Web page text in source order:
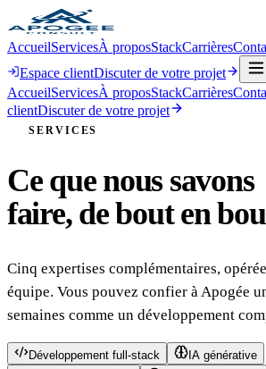
AccueilServicesÀ proposStackCarrières
Espace clientDiscuter de votre projet
AccueilServicesÀ proposStackCarrières
clientDiscuter de votre projet
SERVICES
Ce que nous savons
faire, de bout en
Cinq expertises complémentaires,
équipe. Vous pouvez confier à Apogée
semaines comme un développement
Développement full-stack
IA générative